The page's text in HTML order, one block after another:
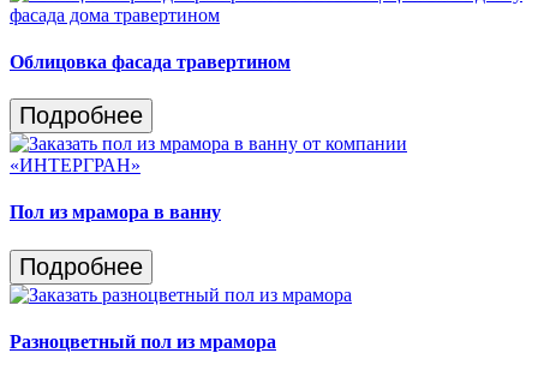
Облицовка фасада травертином
Подробнее
Пол из мрамора в ванну
Подробнее
Разноцветный пол из мрамора